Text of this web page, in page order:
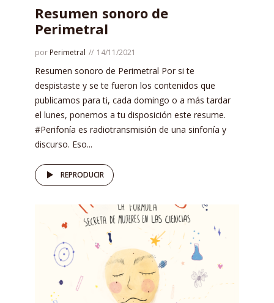
Resumen sonoro de
Perimetral
por Perimetral 14/11/2021
Resumen sonoro de Perimetral Por si te
despistaste y se te fueron los contenidos que
publicamos para ti, cada domingo o a más tardar
el lunes, ponemos a tu disposición este resume.
#Perifonía es radiotransmisión de una sinfonía y
discurso. Eso...
REPRODUCIR